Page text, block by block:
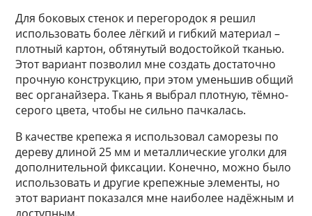
Для боковых стенок и перегородок я решил
использовать более лёгкий и гибкий материал –
плотный картон, обтянутый водостойкой тканью.
Этот вариант позволил мне создать достаточно
прочную конструкцию, при этом уменьшив общий
вес органайзера. Ткань я выбрал плотную, тёмно-
серого цвета, чтобы не сильно пачкалась.
В качестве крепежа я использовал саморезы по
дереву длиной 25 мм и металлические уголки для
дополнительной фиксации. Конечно, можно было
использовать и другие крепежные элементы, но
этот вариант показался мне наиболее надёжным и